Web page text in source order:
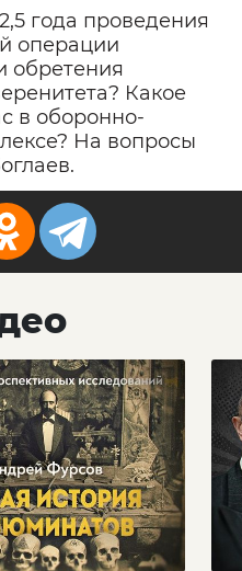
года проведения
операции
обретения
Какое
в оборонно-
На вопросы